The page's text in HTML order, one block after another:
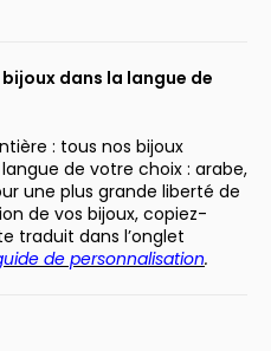
dans la langue de
: tous nos bijoux
de votre choix : arabe,
une plus grande liberté de
de vos bijoux, copiez-
traduit dans l’onglet
de personnalisation.